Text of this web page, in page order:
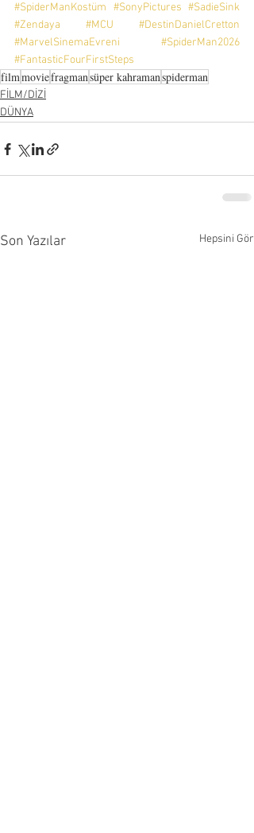
#SpiderManKostüm #SonyPictures #SadieSink
#Zendaya
#MCU
#DestinDanielCretton
#MarvelSinemaEvreni
#SpiderMan2026
#FantasticFourFirstSteps
filmmoviefragmansüper kahramanspiderman
FİLM/DİZİ
DÜNYA
Son Yazılar Hepsini Gör